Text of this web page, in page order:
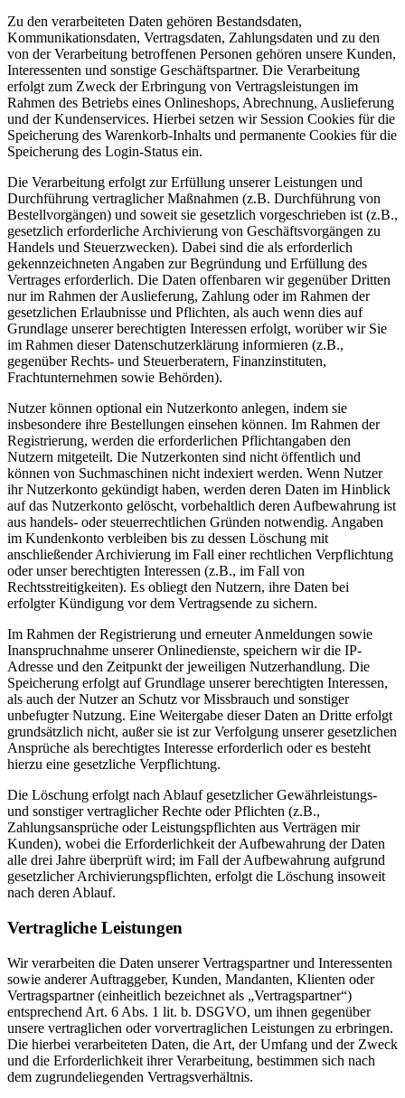
Zu den verarbeiteten Daten gehören Bestandsdaten,
Kommunikationsdaten, Vertragsdaten, Zahlungsdaten und zu den
von der Verarbeitung betroffenen Personen gehören unsere Kunden,
Interessenten und sonstige Geschäftspartner. Die Verarbeitung
erfolgt zum Zweck der Erbringung von Vertragsleistungen im
Rahmen des Betriebs eines Onlineshops, Abrechnung, Auslieferung
und der Kundenservices. Hierbei setzen wir Session Cookies für die
Speicherung des Warenkorb-Inhalts und permanente Cookies für die
Speicherung des Login-Status ein.
Die Verarbeitung erfolgt zur Erfüllung unserer Leistungen und
Durchführung vertraglicher Maßnahmen (z.B. Durchführung von
Bestellvorgängen) und soweit sie gesetzlich vorgeschrieben ist (z.B.,
gesetzlich erforderliche Archivierung von Geschäftsvorgängen zu
Handels und Steuerzwecken). Dabei sind die als erforderlich
gekennzeichneten Angaben zur Begründung und Erfüllung des
Vertrages erforderlich. Die Daten offenbaren wir gegenüber Dritten
nur im Rahmen der Auslieferung, Zahlung oder im Rahmen der
gesetzlichen Erlaubnisse und Pflichten, als auch wenn dies auf
Grundlage unserer berechtigten Interessen erfolgt, worüber wir Sie
im Rahmen dieser Datenschutzerklärung informieren (z.B.,
gegenüber Rechts- und Steuerberatern, Finanzinstituten,
Frachtunternehmen sowie Behörden).
Nutzer können optional ein Nutzerkonto anlegen, indem sie
insbesondere ihre Bestellungen einsehen können. Im Rahmen der
Registrierung, werden die erforderlichen Pflichtangaben den
Nutzern mitgeteilt. Die Nutzerkonten sind nicht öffentlich und
können von Suchmaschinen nicht indexiert werden. Wenn Nutzer
ihr Nutzerkonto gekündigt haben, werden deren Daten im Hinblick
auf das Nutzerkonto gelöscht, vorbehaltlich deren Aufbewahrung ist
aus handels- oder steuerrechtlichen Gründen notwendig. Angaben
im Kundenkonto verbleiben bis zu dessen Löschung mit
anschließender Archivierung im Fall einer rechtlichen Verpflichtung
oder unser berechtigten Interessen (z.B., im Fall von
Rechtsstreitigkeiten). Es obliegt den Nutzern, ihre Daten bei
erfolgter Kündigung vor dem Vertragsende zu sichern.
Im Rahmen der Registrierung und erneuter Anmeldungen sowie
Inanspruchnahme unserer Onlinedienste, speichern wir die IP-
Adresse und den Zeitpunkt der jeweiligen Nutzerhandlung. Die
Speicherung erfolgt auf Grundlage unserer berechtigten Interessen,
als auch der Nutzer an Schutz vor Missbrauch und sonstiger
unbefugter Nutzung. Eine Weitergabe dieser Daten an Dritte erfolgt
grundsätzlich nicht, außer sie ist zur Verfolgung unserer gesetzlichen
Ansprüche als berechtigtes Interesse erforderlich oder es besteht
hierzu eine gesetzliche Verpflichtung.
Die Löschung erfolgt nach Ablauf gesetzlicher Gewährleistungs-
und sonstiger vertraglicher Rechte oder Pflichten (z.B.,
Zahlungsansprüche oder Leistungspflichten aus Verträgen mir
Kunden), wobei die Erforderlichkeit der Aufbewahrung der Daten
alle drei Jahre überprüft wird; im Fall der Aufbewahrung aufgrund
gesetzlicher Archivierungspflichten, erfolgt die Löschung insoweit
nach deren Ablauf.
Vertragliche Leistungen
Wir verarbeiten die Daten unserer Vertragspartner und Interessenten
sowie anderer Auftraggeber, Kunden, Mandanten, Klienten oder
Vertragspartner (einheitlich bezeichnet als „Vertragspartner“)
entsprechend Art. 6 Abs. 1 lit. b. DSGVO, um ihnen gegenüber
unsere vertraglichen oder vorvertraglichen Leistungen zu erbringen.
Die hierbei verarbeiteten Daten, die Art, der Umfang und der Zweck
und die Erforderlichkeit ihrer Verarbeitung, bestimmen sich nach
dem zugrundeliegenden Vertragsverhältnis.